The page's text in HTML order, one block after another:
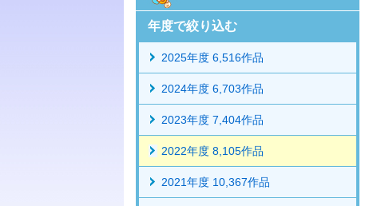
年度で絞り込む
2025年度 6,516作品
2024年度 6,703作品
2023年度 7,404作品
2022年度 8,105作品
2021年度 10,367作品